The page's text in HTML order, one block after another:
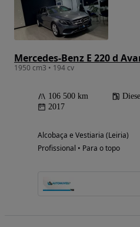
Mercedes-Benz E 220 d
1950 cm3 • 194 cv
106 500 km
2017
Alcobaça e Vestiaria (Leiria)
Profissional • Para o topo